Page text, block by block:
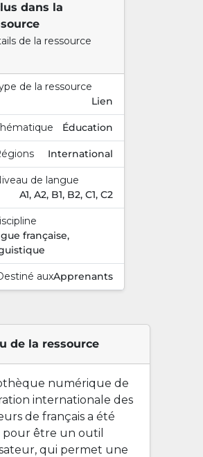
dans la
de la ressource
de la ressource
Lien
Éducation
International
de langue
A1, A2, B1, B2, C1, C2
française,
auxApprenants
de la ressource
numérique de
internationale des
de français a été
être un outil
qui permet une